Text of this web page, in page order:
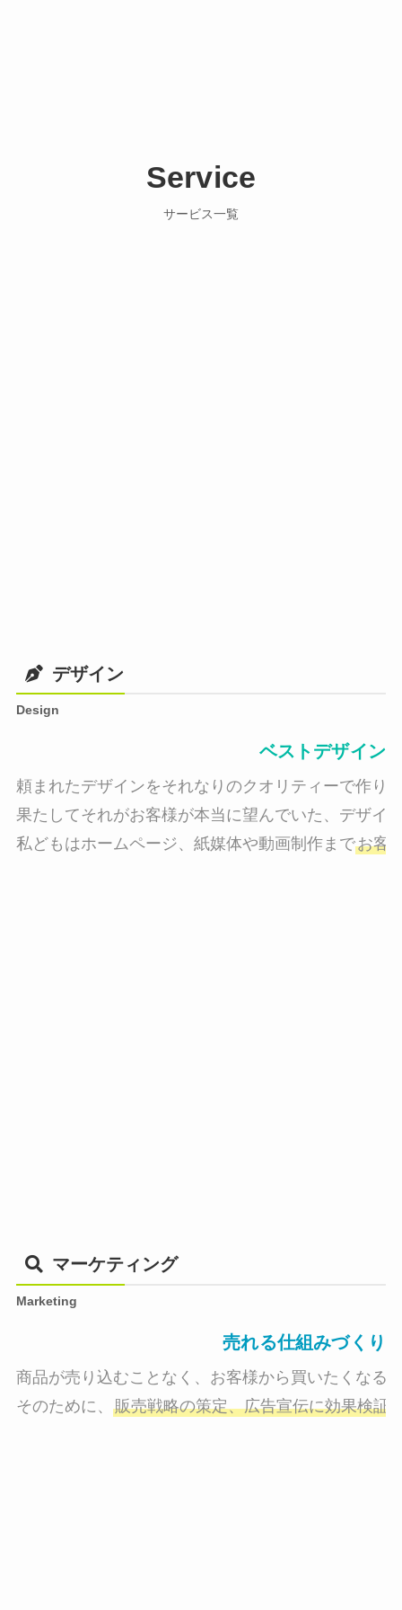
Service
サービス一覧
デザイン
Design
ベストデザイン
頼まれたデザインをそれなりのクオリティーで作り
果たしてそれがお客様が本当に望んでいた、デザイ
私どもはホームページ、紙媒体や動画制作までお客
マーケティング
Marketing
売れる仕組みづくり
商品が売り込むことなく、お客様から買いたくなる
そのために、 販売戦略の策定、広告宣伝に効果検証